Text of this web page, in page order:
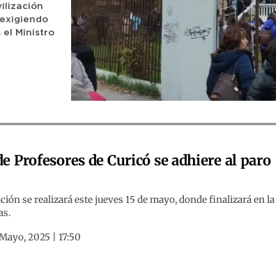
el Ministro
Profesores de Curicó se adhiere al paro
se realizará este jueves 15 de mayo, donde finalizará en la
2025 | 17:50